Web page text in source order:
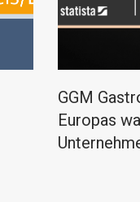
GGM
Europas